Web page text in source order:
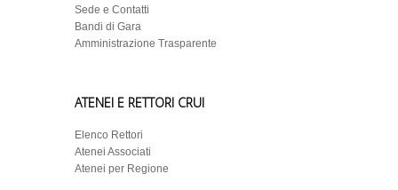
Sede e Contatti
Bandi di Gara
Amministrazione Trasparente
ATENEI E RETTORI CRUI
Elenco Rettori
Atenei Associati
Atenei per Regione